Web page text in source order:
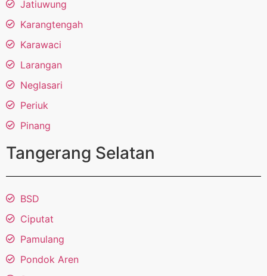
Jatiuwung
Karangtengah
Karawaci
Larangan
Neglasari
Periuk
Pinang
Tangerang Selatan
BSD
Ciputat
Pamulang
Pondok Aren